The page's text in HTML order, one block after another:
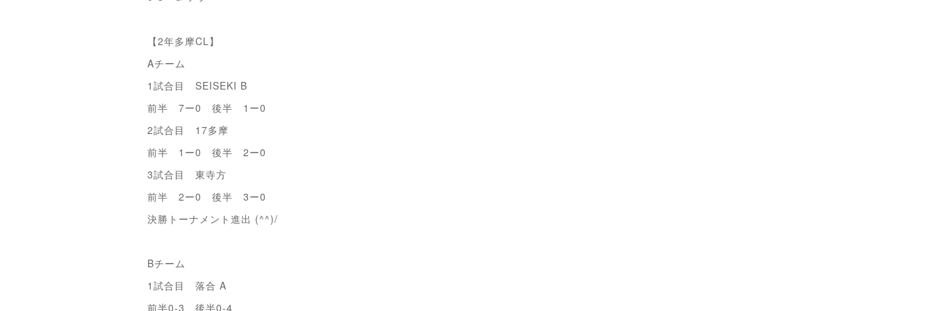
【2年多摩CL】
Aチーム
1試合目 SEISEKI B
前半 7ー0 後半 1ー0
2試合目 17多摩
前半 1ー0 後半 2ー0
3試合目 東寺方
前半 2ー0 後半 3ー0
決勝トーナメント進出 (^^)/
Bチーム
1試合目 落合 A
前半0-3 後半0-4